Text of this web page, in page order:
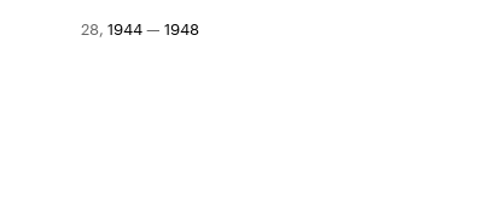
28, 1944— 1948